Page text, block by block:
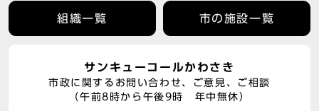
組織一覧 市の施設一覧
サンキューコールかわさき
市政に関するお問い合わせ、ご意見、ご相談
（午前8時から午後9時 年中無休）